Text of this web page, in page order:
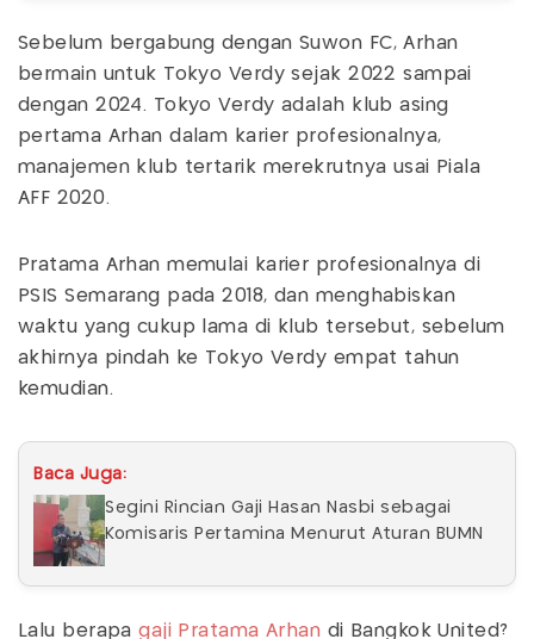
Sebelum bergabung dengan Suwon FC, Arhan
bermain untuk Tokyo Verdy sejak 2022 sampai
dengan 2024. Tokyo Verdy adalah klub asing
pertama Arhan dalam karier profesionalnya,
manajemen klub tertarik merekrutnya usai Piala
AFF 2020.
Pratama Arhan memulai karier profesionalnya di
PSIS Semarang pada 2018, dan menghabiskan
waktu yang cukup lama di klub tersebut, sebelum
akhirnya pindah ke Tokyo Verdy empat tahun
kemudian.
Baca Juga:
Segini Rincian Gaji Hasan Nasbi sebagai
Komisaris Pertamina Menurut Aturan BUMN
Lalu berapa gaji Pratama Arhan di Bangkok United?